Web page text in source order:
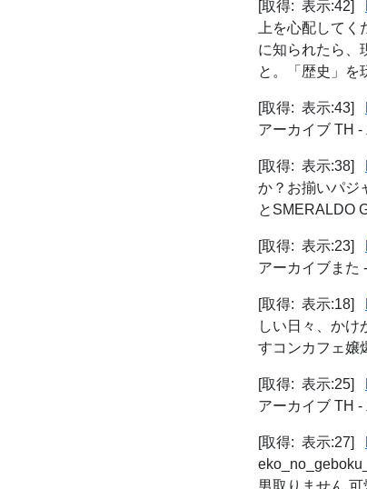
[取得: 表示:42]
上を心配して
に知られたら、
と。「歴史」を
[取得: 表示:43]
アーカイブ TH
[取得: 表示:38]
か？お揃いパジ
とSMERALDO
[取得: 表示:23]
アーカイブまた
[取得: 表示:18]
しい日々、かけ
すコンカフェ嬢
[取得: 表示:25]
アーカイブ TH
[取得: 表示:27]
男取りません